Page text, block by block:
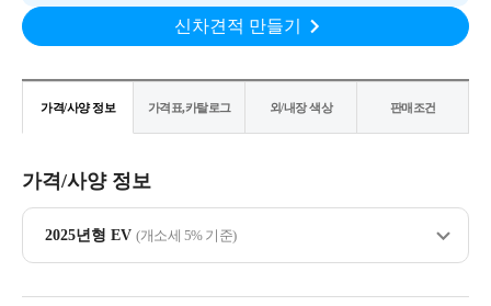
신차견적 만들기
가격/사양 정보 가격표,카탈로그 외/내장 색상 판매조건
가격/사양 정보
2025년형 EV (개소세 5% 기준)